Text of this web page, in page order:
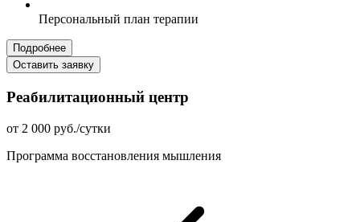
Персональный план терапии
Подробнее
Оставить заявку
Реабилитационный центр
от 2 000 руб./сутки
Программа восстановления мышления